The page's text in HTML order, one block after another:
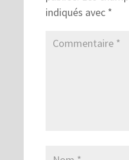
indiqués avec *